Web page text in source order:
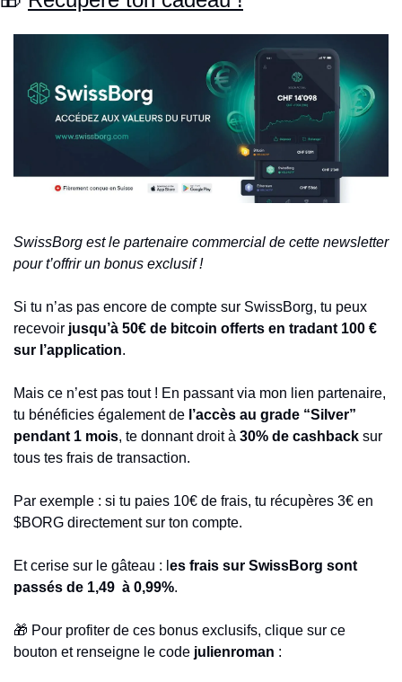
SwissBorg est le partenaire commercial de cette newsletter
pour t’offrir un bonus exclusif !
Si tu n’as pas encore de compte sur SwissBorg, tu peux
recevoir jusqu’à 50€ de bitcoin offerts en tradant 100 €
sur l’application.
Mais ce n’est pas tout ! En passant via mon lien partenaire,
tu bénéficies également de l’accès au grade “Silver”
pendant 1 mois, te donnant droit à 30% de cashback sur
tous tes frais de transaction.
Par exemple : si tu paies 10€ de frais, tu récupères 3€ en
$BORG directement sur ton compte.
Et cerise sur le gâteau : l es frais sur SwissBorg sont
passés de 1,49  à 0,99%.
🎁 Pour profiter de ces bonus exclusifs, clique sur ce
bouton et renseigne le code julienroman :